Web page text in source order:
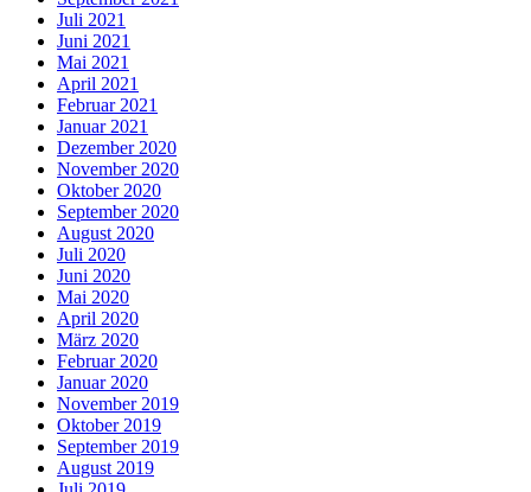
Juli 2021
Juni 2021
Mai 2021
April 2021
Februar 2021
Januar 2021
Dezember 2020
November 2020
Oktober 2020
September 2020
August 2020
Juli 2020
Juni 2020
Mai 2020
April 2020
März 2020
Februar 2020
Januar 2020
November 2019
Oktober 2019
September 2019
August 2019